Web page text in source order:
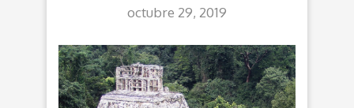
octubre 29, 2019